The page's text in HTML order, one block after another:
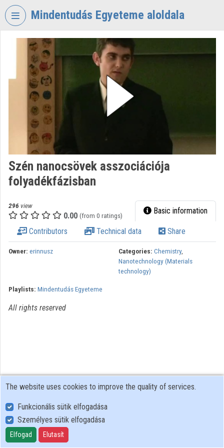
Skip header
Mindentudás Egyeteme aloldala
VIDEO
MINDENTUDÁS
EGYETEME
Organization home
Log In
Organization discovery
Categories
Organization playlists
Organizations
Contributors
Szén nanocsövek asszociációja
folyadékfázisban
296 view
0.00 (from 0 ratings) Basic information
Contributors Technical data Share
Owner: erinnusz Categories: Chemistry,
Nanotechnology (Materials
technology)
Playlists: Mindentudás Egyeteme
All rights reserved
User Policy
Adatkezelési tájékoztató (en)
Cookie Policy
The website uses cookies to improve the quality of services.
Funkcionális sütik elfogadása
Személyes sütik elfogadása
Elfogad Elutasít